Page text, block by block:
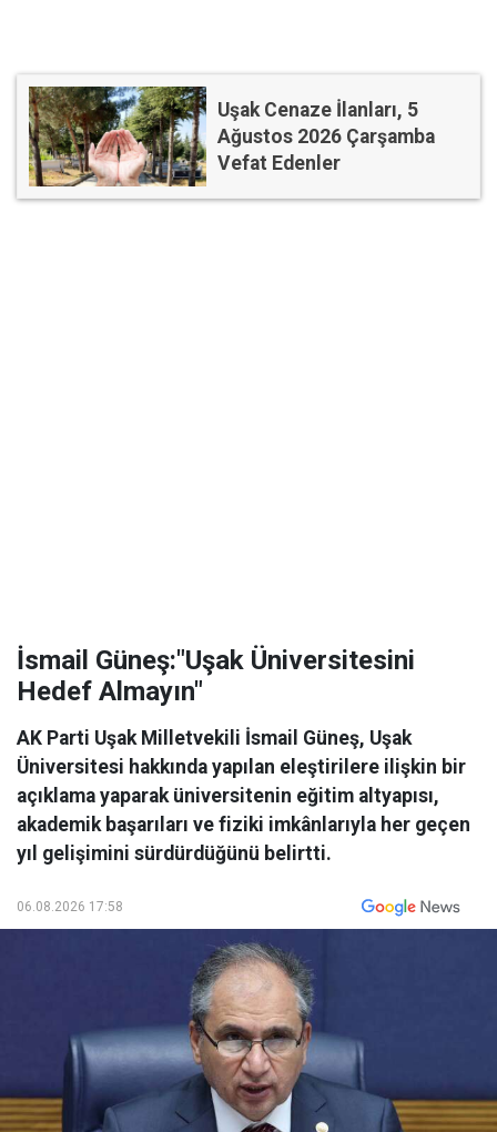
Uşak Cenaze İlanları, 5
Ağustos 2026 Çarşamba
Vefat Edenler
İsmail Güneş:"Uşak Üniversitesini
Hedef Almayın"
AK Parti Uşak Milletvekili İsmail Güneş, Uşak
Üniversitesi hakkında yapılan eleştirilere ilişkin bir
açıklama yaparak üniversitenin eğitim altyapısı,
akademik başarıları ve fiziki imkânlarıyla her geçen
yıl gelişimini sürdürdüğünü belirtti.
06.08.2026 17:58